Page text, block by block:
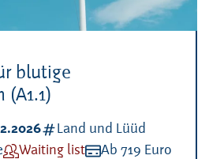
blutige
Kategorien:
Land und Lüüd
Verfügbarkeit:
Waiting listKosten:
Ab 719 Euro